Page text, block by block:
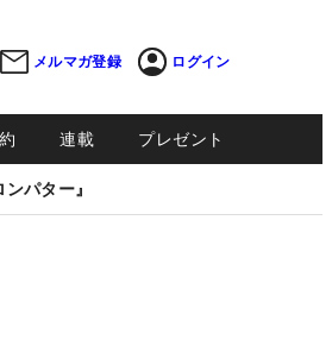
メルマガ登録 ログイン
連載 プレゼント
パター』